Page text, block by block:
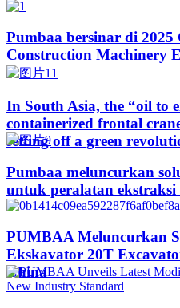
Pumbaa bersinar di
Construction Machinery
In South Asia, the “oil to
containerized frontal
setting off a green
Pumbaa meluncurkan
untuk peralatan
PUMBAA Meluncurkan
Ekskavator 20T
China